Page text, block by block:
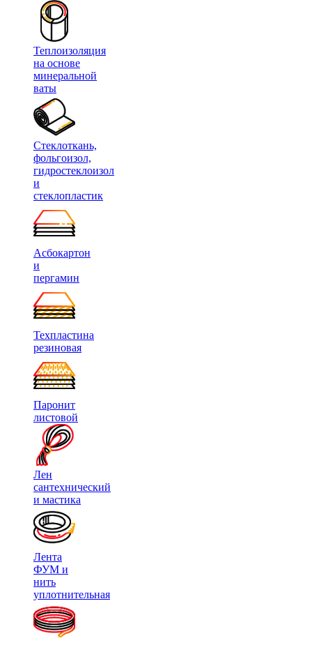
Теплоизоляция
на основе
минеральной
ваты
Стеклоткань,
фольгоизол,
гидростеклоизол
и
стеклопластик
Асбокартон
и
пергамин
Техпластина
резиновая
Паронит
листовой
Лен
сантехнический
и мастика
Лента
ФУМ и
нить
уплотнительная